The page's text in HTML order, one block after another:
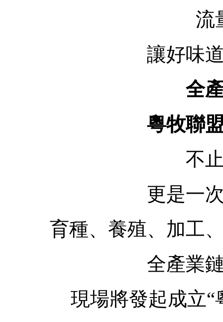
流
讓好味
全
粵牧聯
不
更是一
育種、養殖、加工
全產業
現場將發起成立“